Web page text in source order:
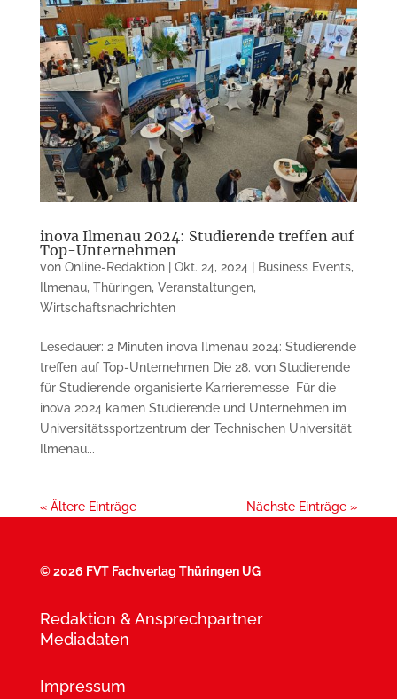
inova Ilmenau 2024: Studierende treffen auf
Top-Unternehmen
von Online-Redaktion| Okt. 24, 2024| Business Events,
Ilmenau, Thüringen, Veranstaltungen,
Wirtschaftsnachrichten
Lesedauer: 2 Minuten inova Ilmenau 2024: Studierende
treffen auf Top-Unternehmen Die 28. von Studierende
für Studierende organisierte Karrieremesse Für die
inova 2024 kamen Studierende und Unternehmen im
Universitätssportzentrum der Technischen Universität
Ilmenau...
« Ältere Einträge Nächste Einträge »
©2026 FVT Fachverlag Thüringen UG
Redaktion & Ansprechpartner
Mediadaten
Impressum